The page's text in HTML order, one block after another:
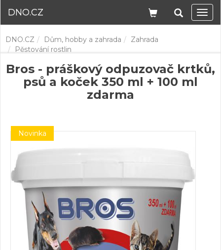
DNO.CZ
DNO.CZ Dům, hobby a zahrada
Zahrada
Pěstování rostlin
Bros - práškový odpuzovač krtků,
psů a koček 350 ml + 100 ml
zdarma
Novinka